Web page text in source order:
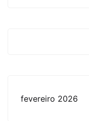
fevereiro 2026